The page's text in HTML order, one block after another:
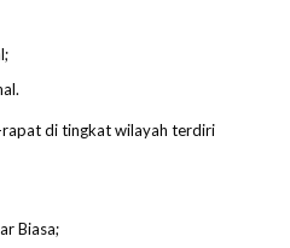
di tingkat wilayah terdiri
Biasa;